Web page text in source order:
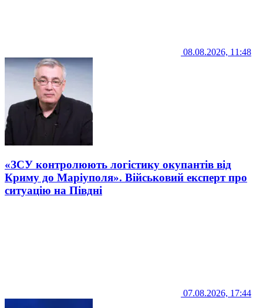
08.08.2026, 11:48
«ЗСУ контролюють логістику окупантів від
Криму до Маріуполя». Військовий експерт про
ситуацію на Півдні
07.08.2026, 17:44